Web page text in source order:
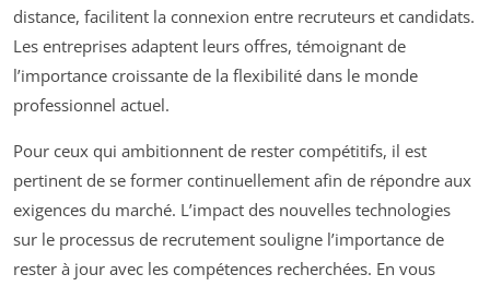
distance, facilitent la connexion entre recruteurs et candidats.
Les entreprises adaptent leurs offres, témoignant de
l’importance croissante de la flexibilité dans le monde
professionnel actuel.
Pour ceux qui ambitionnent de rester compétitifs, il est
pertinent de se former continuellement afin de répondre aux
exigences du marché. L’impact des nouvelles technologies
sur le processus de recrutement souligne l’importance de
rester à jour avec les compétences recherchées. En vous